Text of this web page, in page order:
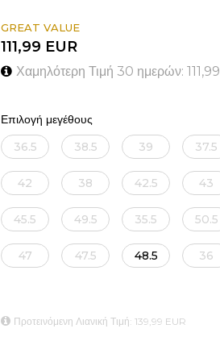
GREAT VALUE
111,99 EUR
Χαμηλότερη Τιμή 30 ημερών: 111,99
Επιλογή μεγέθους
36.5
38.5 39 37.5
42 38 42.5 43
45.5 49.5 35.5 50.5
47 47.5 48.5 36
Προτεινόμενη Λιανική Τιμή: 139,99 EUR